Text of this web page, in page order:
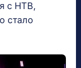
с НТВ,
стало